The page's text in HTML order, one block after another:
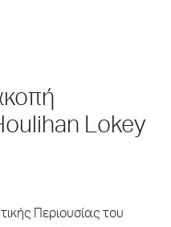
Lokey
Περιουσίας του